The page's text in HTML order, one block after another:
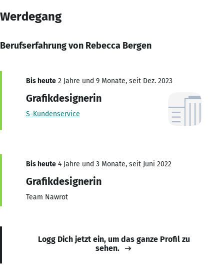
Werdegang
Berufserfahrung von Rebecca Bergen
Bis heute 2 Jahre und 9 Monate, seit Dez. 2023
Grafikdesignerin
S-Kundenservice
Bis heute 4 Jahre und 3 Monate, seit Juni 2022
Grafikdesignerin
Team Nawrot
Logg Dich jetzt ein, um das ganze Profil zu
sehen.